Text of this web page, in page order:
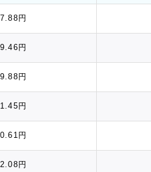
円
円
円
円
円
円